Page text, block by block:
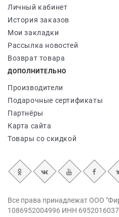
Личный кабинет
История заказов
Мои закладки
Рассылка новостей
Возврат товара
ДОПОЛНИТЕЛЬНО
Производители
Подарочные сертификаты
Партнёры
Карта сайта
Товары со скидкой
Все права принадлежат ООО
1086952004996 ИНН 6952016037